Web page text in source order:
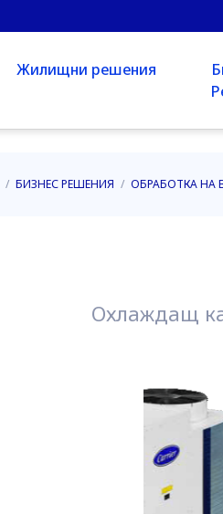
Жилищни решения
/ БИЗНЕС РЕШЕНИЯ / ОБРАБОТКА НА
Охлаждащ